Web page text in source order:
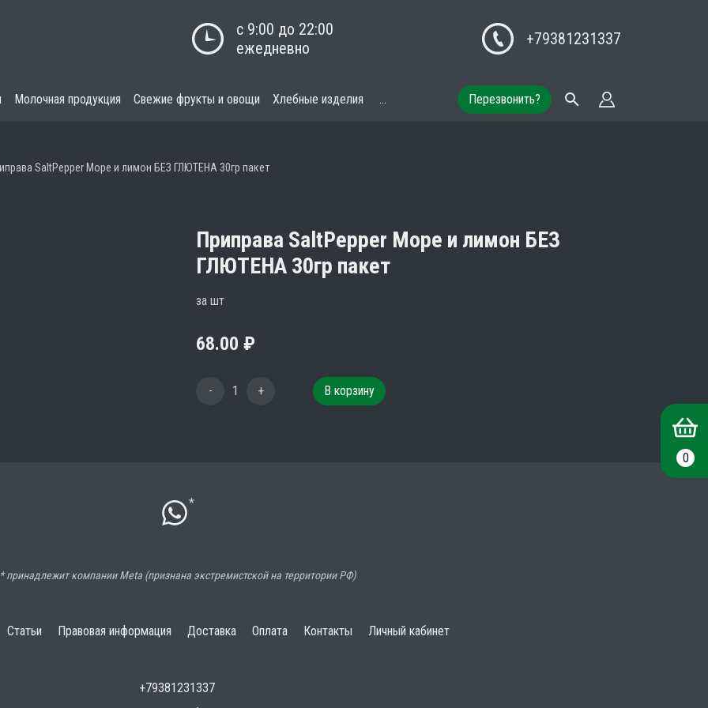
с 9:00 до 22:00
ежедневно
+79381231337
Молочная продукция Свежие фрукты и овощи Хлебные изделия ... Перезвонить?
SaltPepper Море и лимон БЕЗ ГЛЮТЕНА 30гр пакет
Приправа SaltPepper Море и лимон БЕЗ
ГЛЮТЕНА 30гр пакет
за шт
68.00 ₽
- 1 + В корзину
*
* принадлежит компании Meta (признана экстремистской на территории РФ)
Статьи Правовая информация Доставка Оплата Контакты Личный кабинет
+79381231337
0